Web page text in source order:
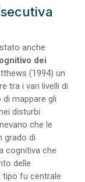
anche
dei
(1994) un
tra i vari livelli di
mappare gli
disturbi
che le
grado di
cognitiva che
delle
tipo fu centrale